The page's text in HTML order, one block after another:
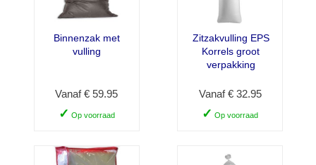
Binnenzak met
vulling
Vanaf € 59.95
✓ Op voorraad
Zitzakvulling EPS
Korrels groot
verpakking
Vanaf € 32.95
✓ Op voorraad